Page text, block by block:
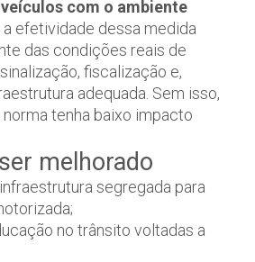
com o ambiente
a efetividade dessa medida
das condições reais de
fiscalização e,
adequada. Sem isso,
norma tenha baixo impacto
melhorado
segregada para
no trânsito voltadas a